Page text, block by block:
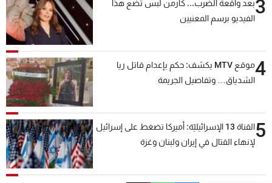
3بعد واقعة الضرب... كارمن لبس تضع هذا
الفيديو برسم المعنيين
4
موقع MTV يكشف: حكم بإعدام قاتل ريا
الشدياق… وتفاصيل الجريمة
5
القناة 13 الإسرائيليّة: أميركا تضغط على إسرائيل
لإنهاء القتال في إيران ولبنان وغزة